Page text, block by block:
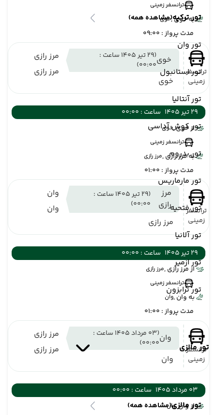
تور ترکیه(مشاهده همه)
تور وان
تور استانبول
تور آنتالیا
تور کوش آداسی
تور بدروم
تور مارماریس
تور فتحیه
تور آلانیا
تور ازمیر
تور ترابزون
تور مالزی
تور مالزی(مشاهده همه)
ترانسفر زمینی
به خوی ,خوی
مدت پرواز : 09:00
ترانسفر
زمینی
خوی
(29 تیر 1405 ساعت :
00:00)
خوی
مرز رازی
مرز رازی
29 تیر 1405
ساعت : 00:00
از خوی ,خوی
ترانسفر زمینی
به مرز رازی ,مرز رازی
مدت پرواز : 01:00
ترانسفر
زمینی
مرز
رازی
(29 تیر 1405 ساعت :
00:00)
مرز رازی
وان
وان
29 تیر 1405
ساعت : 00:00
از مرز رازی ,مرز رازی
ترانسفر زمینی
به وان ,وان
مدت پرواز : 01:00
ترانسفر
زمینی
وان
(03 مرداد 1405 ساعت :
00:00)
وان
مرز رازی
مرز رازی
03 مرداد 1405
ساعت : 00:00
از وان ,وان